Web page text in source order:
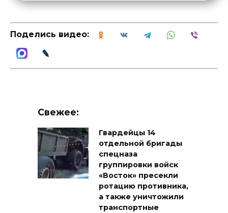
Поделись видео:
Свежее:
Гвардейцы 14
отдельной бригады
спецназа
группировки войск
«Восток» пресекли
ротацию противника,
а также уничтожили
транспортные